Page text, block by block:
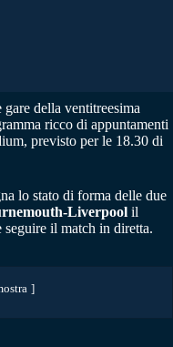
della ventitreesima
ricco di appuntamenti
previsto per le 18.30 di
lo stato di forma delle due
Liverpool il
il match in diretta.